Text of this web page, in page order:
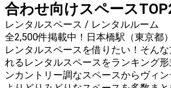
合わせ向けスペース
レンタルスペース / レンタルルーム
全2,500件掲載中！日本橋駅（東京都
レンタルスペースを借りたい！そん
れるレンタルスペースをランキング
ンカントリー調なスペースからヴィン